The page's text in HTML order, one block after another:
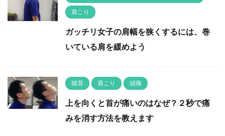
肩こり
ガッチリ女子の肩幅を狭くするには、巻
いている肩を緩めよう
猫背 肩こり 頭痛
上を向くと首が痛いのはなぜ？２秒で痛
みを消す方法を教えます